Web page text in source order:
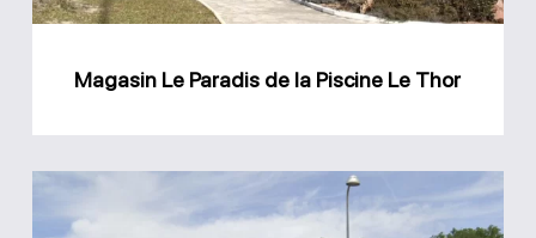
Le
Magasin Le Paradis de la Piscine Le Thor
Magasin